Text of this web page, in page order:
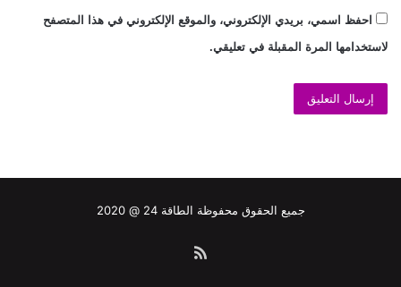
احفظ اسمي، بريدي الإلكتروني، والموقع الإلكتروني في هذا المتصفح
لاستخدامها المرة المقبلة في تعليقي.
جميع الحقوق محفوظة الطاقة 24 @ 2020
ملخص